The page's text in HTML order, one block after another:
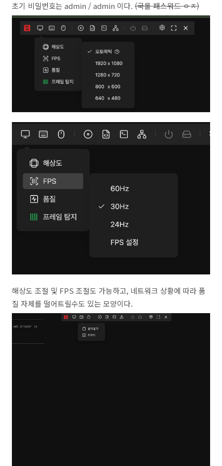
초기 비밀번호는 admin / admin 이다. (국룰 패스워드 ㅇㅈ)
해상도 조절 및 FPS 조절도 가능하고, 네트워크 상황에 따라 품
질 자체를 떨어트릴수도 있는 모양이다.